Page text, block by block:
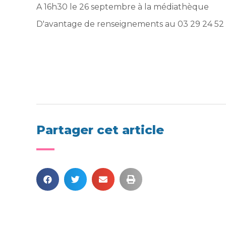
A 16h30 le 26 septembre à la médiathèque
D'avantage de renseignements au 03 29 24 52
Partager cet article